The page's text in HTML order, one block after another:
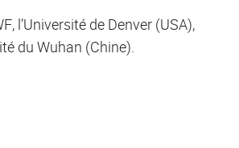
de Denver (USA),
du Wuhan (Chine).